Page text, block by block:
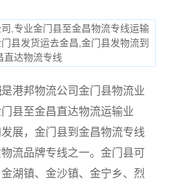
,专业金门县至金昌物流专线运输
县发货运去金昌,金门县发物流到
直达物流专线
是港邦物流公司金门县物流业
县至金昌直达物流运输业
展，金门县到金昌物流专线
流品牌专线之一。金门县可
湖镇、金沙镇、金宁乡、烈